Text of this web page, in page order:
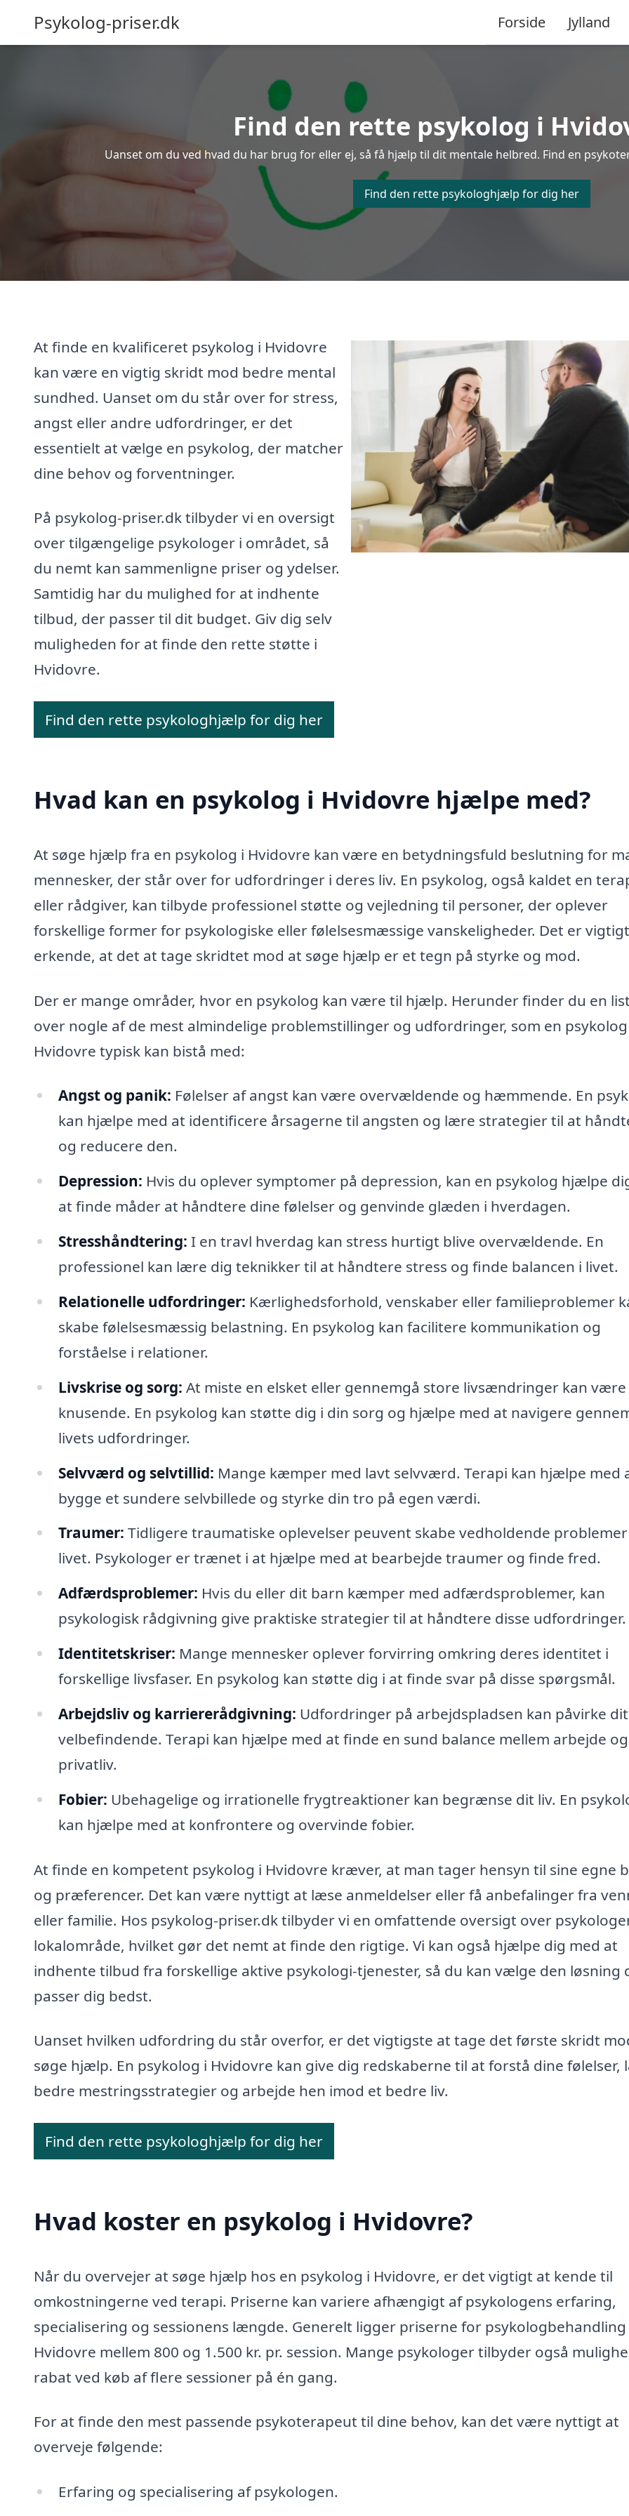
Psykolog-priser.dk Forside Jylland
Find den rette psykolog i
Uanset om du ved hvad du har brug for eller ej, så få hjælp til dit mentale helbred. Find en
Find den rette psykologhjælp for dig her
At finde en kvalificeret psykolog i Hvidovre
kan være en vigtig skridt mod bedre mental
sundhed. Uanset om du står over for stress,
angst eller andre udfordringer, er det
essentielt at vælge en psykolog, der matcher
dine behov og forventninger.
På psykolog-priser.dk tilbyder vi en oversigt
over tilgængelige psykologer i området, så
du nemt kan sammenligne priser og ydelser.
Samtidig har du mulighed for at indhente
tilbud, der passer til dit budget. Giv dig selv
muligheden for at finde den rette støtte i
Hvidovre.
Find den rette psykologhjælp for dig her
Hvad kan en psykolog i Hvidovre hjælpe med?
At søge hjælp fra en psykolog i Hvidovre kan være en betydningsfuld beslutning for
mennesker, der står over for udfordringer i deres liv. En psykolog, også kaldet en
eller rådgiver, kan tilbyde professionel støtte og vejledning til personer, der oplever
forskellige former for psykologiske eller følelsesmæssige vanskeligheder. Det er
erkende, at det at tage skridtet mod at søge hjælp er et tegn på styrke og mod.
Der er mange områder, hvor en psykolog kan være til hjælp. Herunder finder du en
over nogle af de mest almindelige problemstillinger og udfordringer, som en
Hvidovre typisk kan bistå med:
Angst og panik: Følelser af angst kan være overvældende og hæmmende. En
kan hjælpe med at identificere årsagerne til angsten og lære strategier til at
og reducere den.
Depression: Hvis du oplever symptomer på depression, kan en psykolog hjælpe
at finde måder at håndtere dine følelser og genvinde glæden i hverdagen.
Stresshåndtering: I en travl hverdag kan stress hurtigt blive overvældende. En
professionel kan lære dig teknikker til at håndtere stress og finde balancen i livet.
Relationelle udfordringer: Kærlighedsforhold, venskaber eller familieproblemer
skabe følelsesmæssig belastning. En psykolog kan facilitere kommunikation og
forståelse i relationer.
Livskrise og sorg: At miste en elsket eller gennemgå store livsændringer kan være
knusende. En psykolog kan støtte dig i din sorg og hjælpe med at navigere
livets udfordringer.
Selvværd og selvtillid: Mange kæmper med lavt selvværd. Terapi kan hjælpe med
bygge et sundere selvbillede og styrke din tro på egen værdi.
Traumer: Tidligere traumatiske oplevelser peuvent skabe vedholdende
livet. Psykologer er trænet i at hjælpe med at bearbejde traumer og finde fred.
Adfærdsproblemer: Hvis du eller dit barn kæmper med adfærdsproblemer, kan
psykologisk rådgivning give praktiske strategier til at håndtere disse udfordringer.
Identitetskriser: Mange mennesker oplever forvirring omkring deres identitet i
forskellige livsfaser. En psykolog kan støtte dig i at finde svar på disse spørgsmål.
Arbejdsliv og karriererådgivning: Udfordringer på arbejdspladsen kan påvirke dit
velbefindende. Terapi kan hjælpe med at finde en sund balance mellem arbejde og
privatliv.
Fobier: Ubehagelige og irrationelle frygtreaktioner kan begrænse dit liv. En
kan hjælpe med at konfrontere og overvinde fobier.
At finde en kompetent psykolog i Hvidovre kræver, at man tager hensyn til sine egne
og præferencer. Det kan være nyttigt at læse anmeldelser eller få anbefalinger fra
eller familie. Hos psykolog-priser.dk tilbyder vi en omfattende oversigt over
lokalområde, hvilket gør det nemt at finde den rigtige. Vi kan også hjælpe dig med at
indhente tilbud fra forskellige aktive psykologi-tjenester, så du kan vælge den løsning
passer dig bedst.
Uanset hvilken udfordring du står overfor, er det vigtigste at tage det første skridt
søge hjælp. En psykolog i Hvidovre kan give dig redskaberne til at forstå dine følelser,
bedre mestringsstrategier og arbejde hen imod et bedre liv.
Find den rette psykologhjælp for dig her
Hvad koster en psykolog i Hvidovre?
Når du overvejer at søge hjælp hos en psykolog i Hvidovre, er det vigtigt at kende til
omkostningerne ved terapi. Priserne kan variere afhængigt af psykologens erfaring,
specialisering og sessionens længde. Generelt ligger priserne for psykologbehandling
Hvidovre mellem 800 og 1.500 kr. pr. session. Mange psykologer tilbyder også
rabat ved køb af flere sessioner på én gang.
For at finde den mest passende psykoterapeut til dine behov, kan det være nyttigt at
overveje følgende:
Erfaring og specialisering af psykologen.